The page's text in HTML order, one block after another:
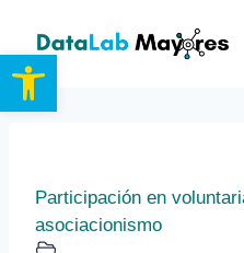
Abrir barra de herramientas
contenido
Participación en
asociacionismo